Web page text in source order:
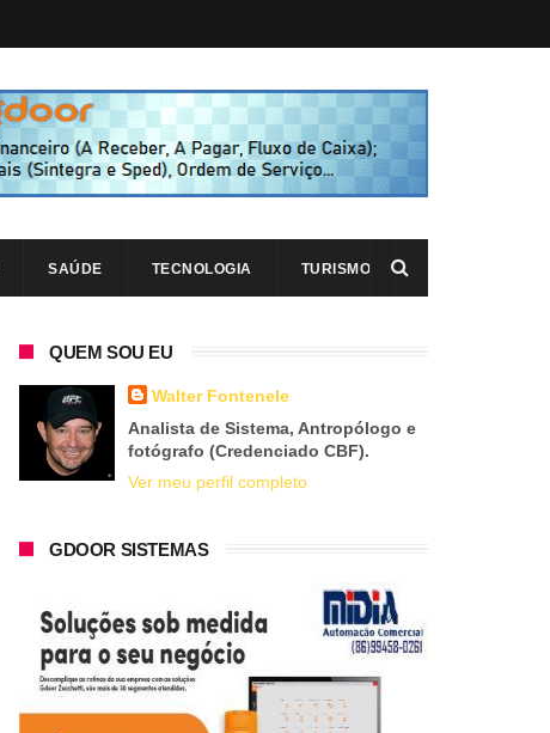
SAÚDE TECNOLOGIA TURISMO
QUEM SOU EU
Walter Fontenele
Analista de Sistema, Antropólogo e
fotógrafo (Credenciado CBF).
Ver meu perfil completo
GDOOR SISTEMAS